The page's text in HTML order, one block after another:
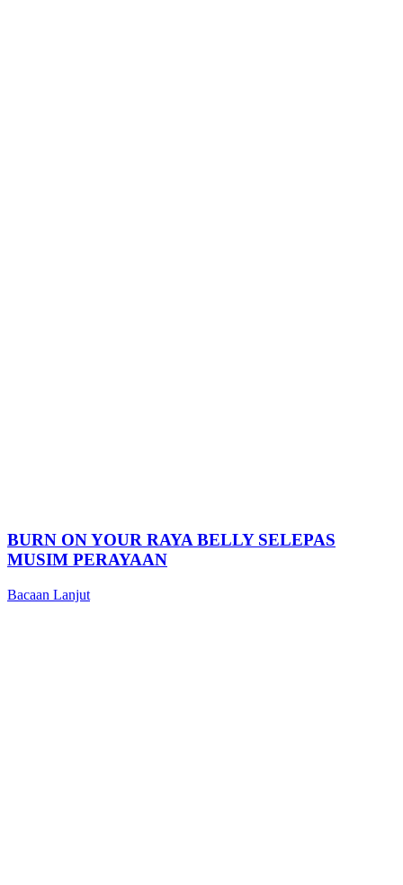
BURN ON YOUR RAYA BELLY SELEPAS
MUSIM PERAYAAN
Bacaan Lanjut